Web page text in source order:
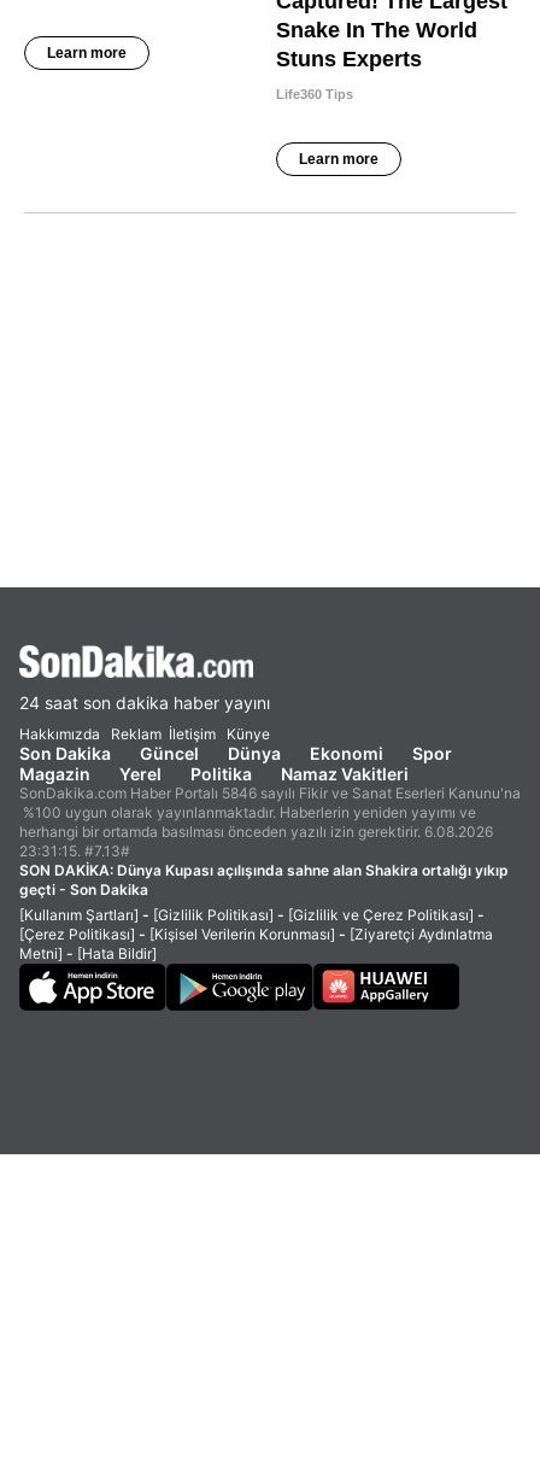
24 saat son dakika haber yayını
Hakkımızda Reklam İletişim Künye
Son Dakika Güncel Dünya Ekonomi
Spor
Magazin
Yerel Politika Namaz Vakitleri
SonDakika.com Haber Portalı 5846 sayılı Fikir ve Sanat Eserleri Kanunu'na
%100 uygun olarak yayınlanmaktadır. Haberlerin yeniden yayımı ve
herhangi bir ortamda basılması önceden yazılı izin gerektirir. 6.08.2026
23:31:15. #7.13#
SON DAKİKA: Dünya Kupası açılışında sahne alan Shakira ortalığı yıkıp
geçti - Son Dakika
[Kullanım Şartları] - [Gizlilik Politikası] - [Gizlilik ve Çerez Politikası] -
[Çerez Politikası] - [Kişisel Verilerin Korunması] - [Ziyaretçi Aydınlatma
Metni] - [Hata Bildir]